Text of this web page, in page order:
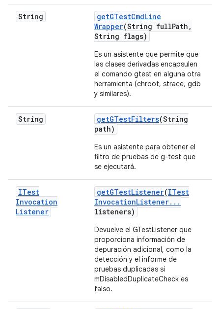
String getGTestCmdLine
Wrapper(String fullPath ,
String flags)
Es un asistente que permite que
las clases derivadas encapsulen
el comando gtest en alguna otra
herramienta (chroot, strace, gdb
y similares).
String getGTestFilters(String
path)
Es un asistente para obtener el
filtro de pruebas de g-test que
se ejecutará.
ITest
Invocation
Listener
getGTestListener(ITest
InvocationListener. . .
listeners)
Devuelve el GTestListener que
proporciona información de
depuración adicional, como la
detección y el informe de
pruebas duplicadas si
mDisabledDuplicateCheck es
falso.